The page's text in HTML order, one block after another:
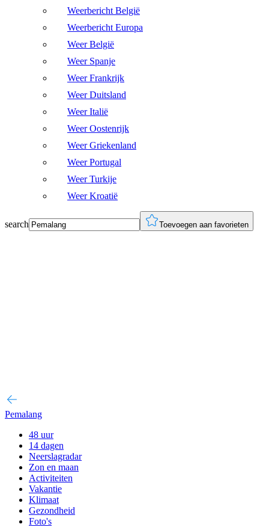
Weerbericht België
Weerbericht Europa
Weer België
Weer Spanje
Weer Frankrijk
Weer Duitsland
Weer Italië
Weer Oostenrijk
Weer Griekenland
Weer Portugal
Weer Turkije
Weer Kroatië
search Toevoegen aan favorieten
Pemalang
48 uur
14 dagen
Neerslagradar
Zon en maan
Activiteiten
Vakantie
Klimaat
Gezondheid
Foto's